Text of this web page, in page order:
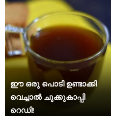
ഈ ഒരു പൊടി ഉണ്ടാക്കി
വെച്ചാൽ ചുക്കുകാപ്പി
റെഡി!